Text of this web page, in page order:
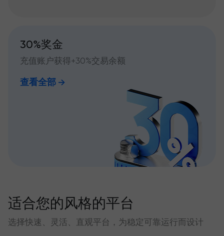
30%奖金
充值账户获得+30%交易余额
查看全部
适合您的风格的平台
选择快速、灵活、直观平台，为稳定可靠运行而设计